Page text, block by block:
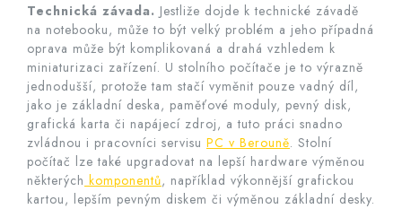
Technická závada. Jestliže dojde k technické závadě
na notebooku, může to být velký problém a jeho případná
oprava může být komplikovaná a drahá vzhledem k
miniaturizaci zařízení. U stolního počítače je to výrazně
jednodušší, protože tam stačí vyměnit pouze vadný díl,
jako je základní deska, paměťové moduly, pevný disk,
grafická karta či napájecí zdroj, a tuto práci snadno
zvládnou i pracovníci servisu PC v Berouně. Stolní
počítač lze také upgradovat na lepší hardware výměnou
některých komponentů, například výkonnější grafickou
kartou, lepším pevným diskem či výměnou základní desky.